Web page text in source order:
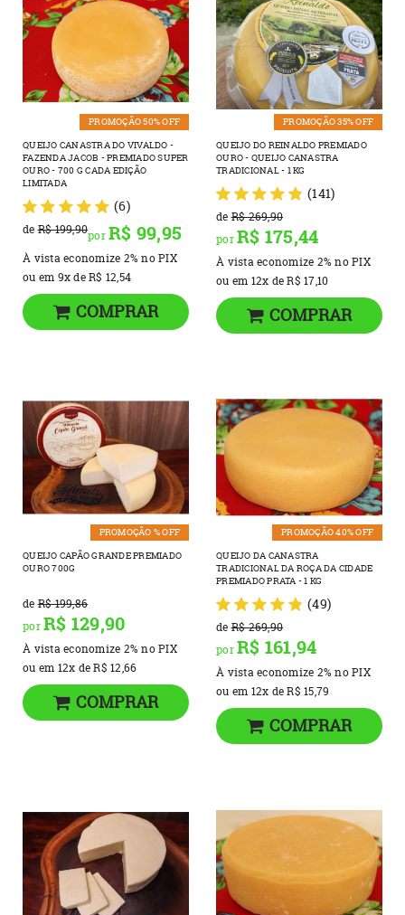
PROMOÇÃO 50% OFF
QUEIJO CANASTRA DO VIVALDO -
FAZENDA JACOB - PREMIADO SUPER
OURO - 700 G CADA EDIÇÃO
LIMITADA
(6)
de R$ 199,90porR$ 99,95
À vista economize 2% no PIX
ou em 9xdeR$ 12,54
COMPRAR
PROMOÇÃO 35% OFF
QUEIJO DO REINALDO PREMIADO
OURO - QUEIJO CANASTRA
TRADICIONAL - 1 KG
(141)
de R$ 269,90
porR$ 175,44
À vista economize 2% no PIX
ou em 12x deR$ 17,10
COMPRAR
PROMOÇÃO % OFF
QUEIJO CAPÃO GRANDE PREMIADO
OURO 700G
de R$ 199,86
porR$ 129,90
À vista economize 2% no PIX
ou em 12x deR$ 12,66
COMPRAR
PROMOÇÃO 40% OFF
QUEIJO DA CANASTRA
TRADICIONAL DA ROÇA DA CIDADE
PREMIADO PRATA - 1 KG
(49)
de R$ 269,90
porR$ 161,94
À vista economize 2% no PIX
ou em 12x deR$ 15,79
COMPRAR